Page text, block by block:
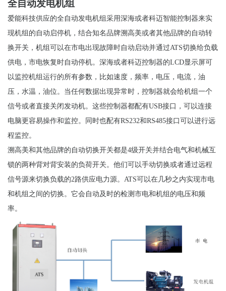
全自动发电机组
爱能科技供应的全自动发电机组采用深海或者科迈智能控制器来实
现机组的自动启停机，结合知名品牌溯高美或者其他品牌的自动转
换开关，机组可以在市电出现故障时自动启动并通过ATS切换给负载
供电，市电恢复时自动停机。深海或者科迈控制器的LCD显示屏可
以监控机组运行的所有参数，比如速度，频率，电压，电流，油
压，水温，油位。当任何数据出现异常时，控制器就会给机组一个
信号或者直接关闭发动机。这些控制器都配有USB接口，可以连接
电脑更容易操作和监控。同时也配有RS232和RS485接口可以进行远
程监控。
溯高美和其他品牌的自动切换开关都是4级开关并结合电气和机械互
锁的两种背对背安装的负荷开关。他们可以手动切换或者通过远程
信号源来切换负载的2路供应电力源。ATS可以在几秒之内实现市电
和机组之间的切换。它会自动及时的检测市电和机组的电压和频
率。